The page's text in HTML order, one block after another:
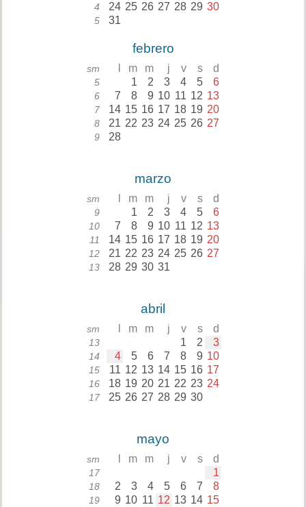
4 24 25 26 27 28 29 30
5 31
febrero
sm m m j v s d
5 1 2 3 4 5 6
6 7 8 9 10 11 12 13
7 14 15 16 17 18 19 20
8 21 22 23 24 25 26 27
9 28
marzo
sm m m j v s d
9 1 2 3 4 5 6
10 7 8 9 10 11 12 13
11 14 15 16 17 18 19 20
12 21 22 23 24 25 26 27
13 28 29 30 31
abril
sm m m j v s d
13 1 2 3
14 4 5 6 7 8 9 10
15 11 12 13 14 15 16 17
16 18 19 20 21 22 23 24
17 25 26 27 28 29 30
mayo
sm m m j v s d
17 1
18 2 3 4 5 6 7 8
19 9 10 11 12 13 14 15